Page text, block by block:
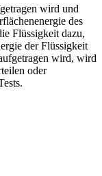
wird und
des
Flüssigkeit dazu,
der Flüssigkeit
wird, wird
oder